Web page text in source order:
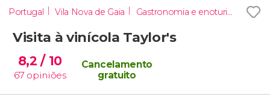
Portugal Vila Nova de Gaia Gastronomia e enoturismo
Visita à vinícola Taylor's
8,2/ 10
67 opiniões
Cancelamento
gratuito